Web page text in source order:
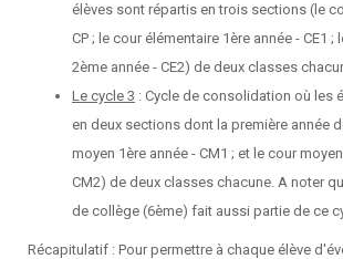
élèves sont répartis en trois sections (le
CP ; le cour élémentaire 1ère année - CE1
2ème année - CE2) de deux classes
Le cycle 3 : Cycle de consolidation où les
en deux sections dont la première année
moyen 1ère année - CM1 ; et le cour
CM2) de deux classes chacune. A noter
de collège (6ème) fait aussi partie de ce
Récapitulatif : Pour permettre à chaque élève